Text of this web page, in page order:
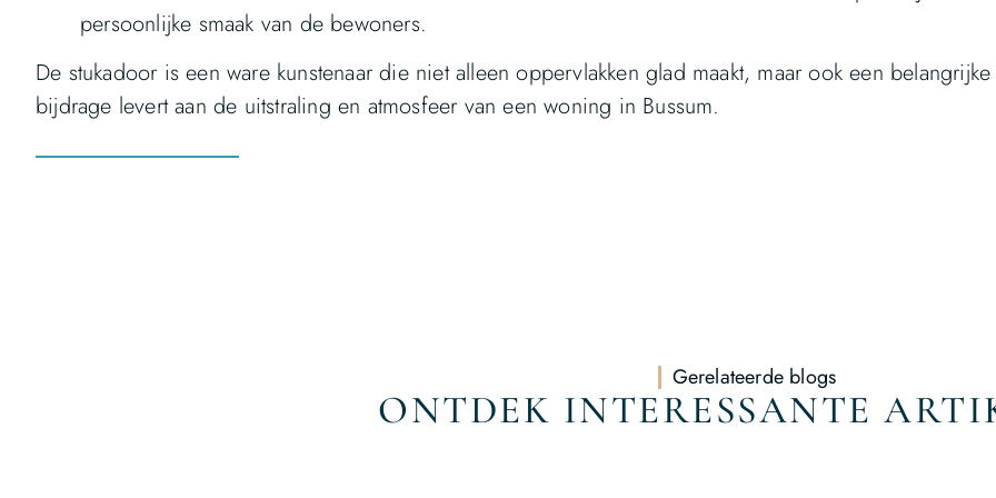
persoonlijke smaak van de bewoners.
De stukadoor is een ware kunstenaar die niet alleen oppervlakken glad maakt, maar ook een belangrijke
bijdrage levert aan de uitstraling en atmosfeer van een woning in Bussum.
Gerelateerde blogs
ONTDEK INTERESSANTE